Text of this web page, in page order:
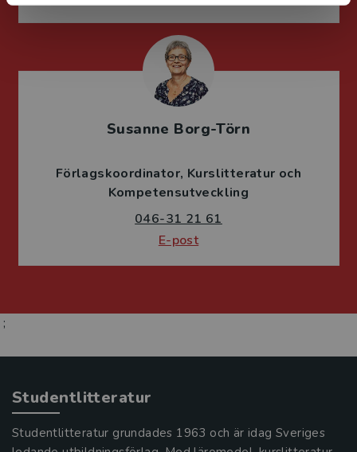
Susanne Borg-Törn
Förlagskoordinator Kurslitteratur och
Kompetensutveckling
046-31 21 61
E-post
;
Studentlitteratur
Studentlitteratur grundades 1963 och är idag Sveriges